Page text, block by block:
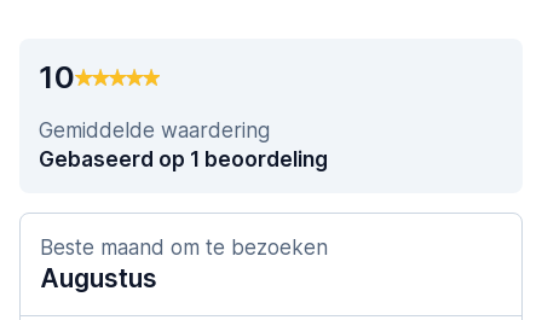
10
Gemiddelde waardering
Gebaseerd op 1 beoordeling
Beste maand om te bezoeken
Augustus